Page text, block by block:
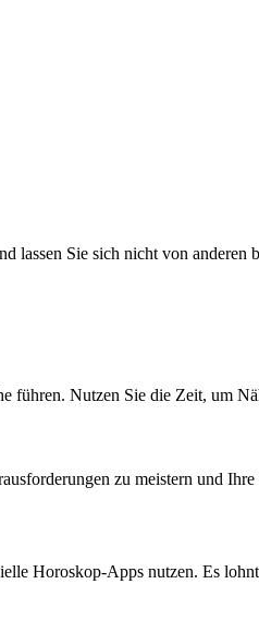
lassen Sie sich nicht von anderen
führen. Nutzen Sie die Zeit, um
zu meistern und
Horoskop-Apps nutzen. Es